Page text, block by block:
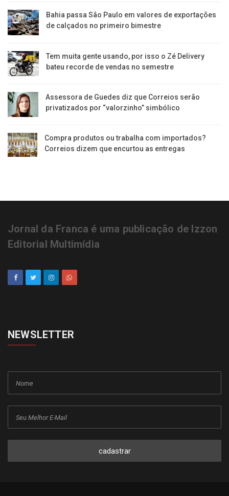
Bahia passa São Paulo em valores de exportações
de calçados no primeiro bimestre
Tem muita gente usando, por isso o Zé Delivery
bateu recorde de vendas no semestre
Assessora de Guedes diz que Correios serão
privatizados por “valorzinho” simbólico
Compra produtos ou trabalha com importados?
Correios dizem que encurtou as entregas
Jornal da Franca é uma publicação de Izzon
Editorial Multimídia
NEWSLETTER
cadastrar